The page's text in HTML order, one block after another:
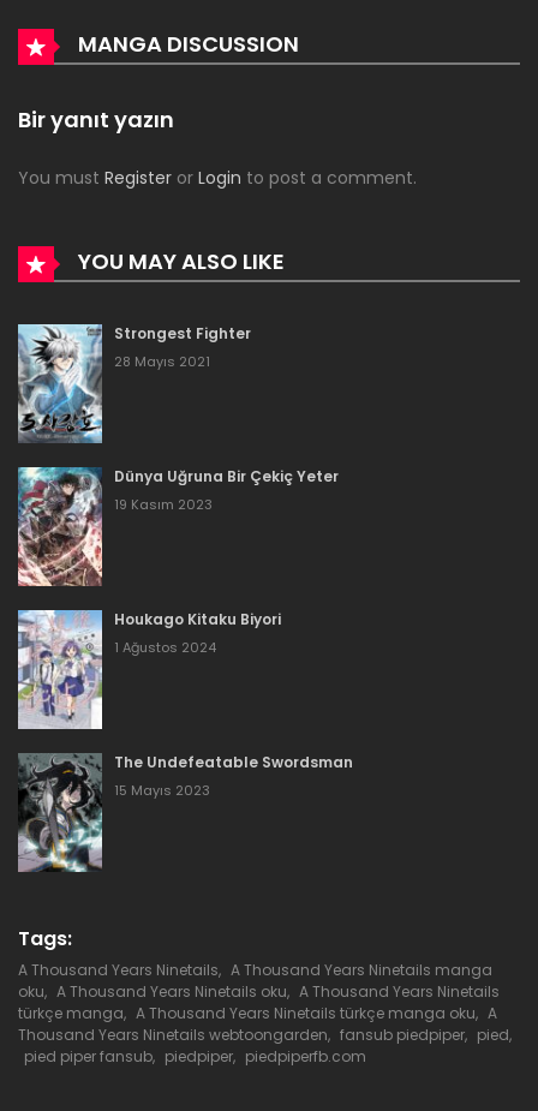
21 Ocak 2021
21 Ocak 2021
21 Ocak 2021
Bölüm 65
21 Ocak 2021
Bölüm 64
21 Ocak 2021
21 Ocak 2021
Bölüm 62
21 Ocak 2021
Bölüm 61
21 Ocak 2021
21 Ocak 2021
Bölüm 59
21 Ocak 2021
MANGA DISCUSSION
Bir yanıt yazın
You must Register or Login to post a comment.
YOU MAY ALSO LIKE
Strongest Fighter
28 Mayıs 2021
Dünya Uğruna Bir Çekiç Yeter
19 Kasım 2023
Houkago Kitaku Biyori
1 Ağustos 2024
The Undefeatable Swordsman
15 Mayıs 2023
Tags:
A Thousand Years Ninetails, A Thousand Years Ninetails manga
oku, A Thousand Years Ninetails oku, A Thousand Years Ninetails
türkçe manga, A Thousand Years Ninetails türkçe manga oku, A
Thousand Years Ninetails webtoongarden, fansub piedpiper, pied,
pied piper fansub, piedpiper, piedpiperfb.com